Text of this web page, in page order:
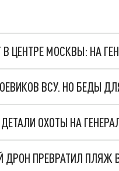
ЦЕНТРЕ МОСКВЫ: НА
ВСУ. НО БЕДЫ
ПРЕВРАТИЛ ПЛЯЖ